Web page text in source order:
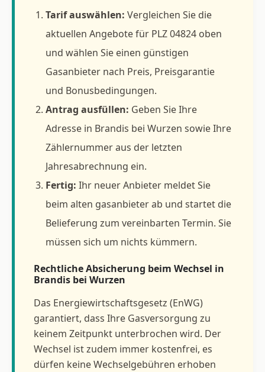
Tarif auswählen: Vergleichen Sie die
aktuellen Angebote für PLZ 04824 oben
und wählen Sie einen günstigen
Gasanbieter nach Preis, Preisgarantie
und Bonusbedingungen.
Antrag ausfüllen: Geben Sie Ihre
Adresse in Brandis bei Wurzen sowie Ihre
Zählernummer aus der letzten
Jahresabrechnung ein.
Fertig: Ihr neuer Anbieter meldet Sie
beim alten gasanbieter ab und startet die
Belieferung zum vereinbarten Termin. Sie
müssen sich um nichts kümmern.
Rechtliche Absicherung beim Wechsel in
Brandis bei Wurzen
Das Energiewirtschaftsgesetz (EnWG)
garantiert, dass Ihre Gasversorgung zu
keinem Zeitpunkt unterbrochen wird. Der
Wechsel ist zudem immer kostenfrei, es
dürfen keine Wechselgebühren erhoben